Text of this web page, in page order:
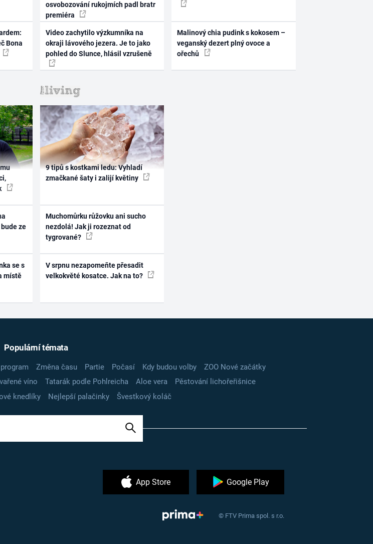
Bona
osvobozování rukojmích padl bratr
premiéra
Video zachytilo výzkumníka na
okraji lávového jezera. Je to jako
pohled do Slunce, hlásil vzrušeně
Malinový chia pudink s kokosem –
veganský dezert plný ovoce a
ořechů
ze
se s
místě
9 tipů s kostkami ledu: Vyhladí
zmačkané šaty i zalijí květiny
Muchomůrku růžovku ani sucho
nezdolá! Jak ji rozeznat od
tygrované?
V srpnu nezapomeňte přesadit
velkokvěté kosatce. Jak na to?
Populární témata
Změna času Partie Počasí Kdy budou volby
ZOO Nové začátky
víno Tatarák podle Pohlreicha Aloe vera
Pěstování lichořeřišnice
knedlíky Nejlepší palačinky Švestkový koláč
App Store Google Play
© FTV Prima spol. s r.o.